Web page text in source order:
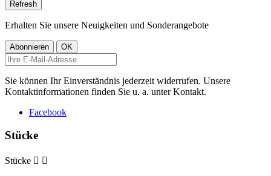
Erhalten Sie unsere Neuigkeiten und Sonderangebote
Sie können Ihr Einverständnis jederzeit widerrufen. Unsere
Kontaktinformationen finden Sie u. a. unter Kontakt.
Facebook
Stücke
Stücke  